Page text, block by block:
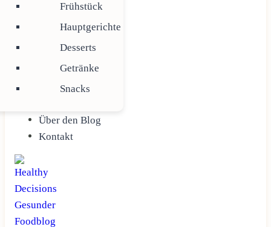
Frühstück
Hauptgerichte
Desserts
Getränke
Snacks
Über den Blog
Kontakt